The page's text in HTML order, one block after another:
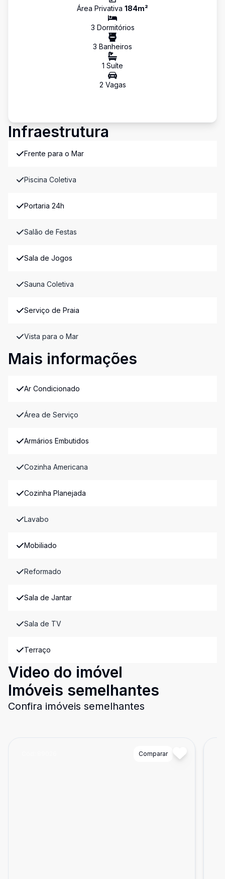
Área Privativa 184m²
3 Dormitórios
3 Banheiros
1 Suíte
2 Vagas
Infraestrutura
Frente para o Mar
Piscina Coletiva
Portaria 24h
Salão de Festas
Sala de Jogos
Sauna Coletiva
Serviço de Praia
Vista para o Mar
Mais informações
Ar Condicionado
Área de Serviço
Armários Embutidos
Cozinha Americana
Cozinha Planejada
Lavabo
Mobiliado
Reformado
Sala de Jantar
Sala de TV
Terraço
Video do imóvel
Imóveis semelhantes
Confira imóveis semelhantes
Comparar